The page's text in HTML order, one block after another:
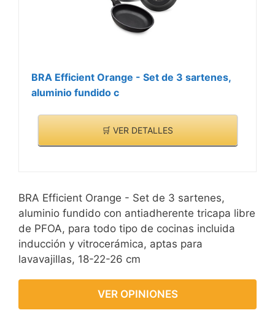
BRA Efficient Orange - Set de 3 sartenes,
aluminio fundido c
🛒 VER DETALLES
BRA Efficient Orange - Set de 3 sartenes,
aluminio fundido con antiadherente tricapa libre
de PFOA, para todo tipo de cocinas incluida
inducción y vitrocerámica, aptas para
lavavajillas, 18-22-26 cm
VER OPINIONES